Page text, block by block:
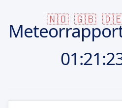
🇳🇴 🇬🇧